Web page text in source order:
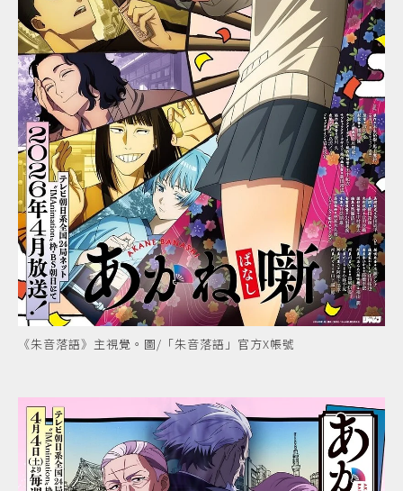
《朱音落語》主視覺。圖/「朱音落語」官方X帳號